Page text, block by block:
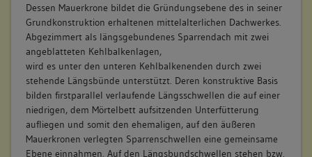
Dessen Mauerkrone bildet die Gründungsebene des in seiner
Grundkonstruktion erhaltenen mittelalterlichen Dachwerkes.
Abgezimmert als längsgebundenes Sparrendach mit zwei
angeblatteten Kehlbalkenlagen,
wird es unter den unteren Kehlbalkenenden durch zwei
stehende Längsbünde unterstützt. Deren konstruktive Basis
bilden firstparallel verlaufende Längsschwellen die auf einer
niedrigen, dem Mörtelbett aufsitzenden Unterfütterung
aufliegen und somit den ehemaligen, auf den äußeren
Mauerkronen verlegten Sparrenschwellen eine gemeinsame
Ebene einnahmen. Auf den Längsbundschwellen stehen bzw.